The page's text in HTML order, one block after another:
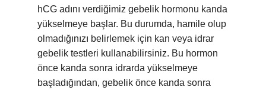
hCG adını verdiğimiz gebelik hormonu kanda
yükselmeye başlar. Bu durumda, hamile olup
olmadığınızı belirlemek için kan veya idrar
gebelik testleri kullanabilirsiniz. Bu hormon
önce kanda sonra idrarda yükselmeye
başladığından, gebelik önce kanda sonra